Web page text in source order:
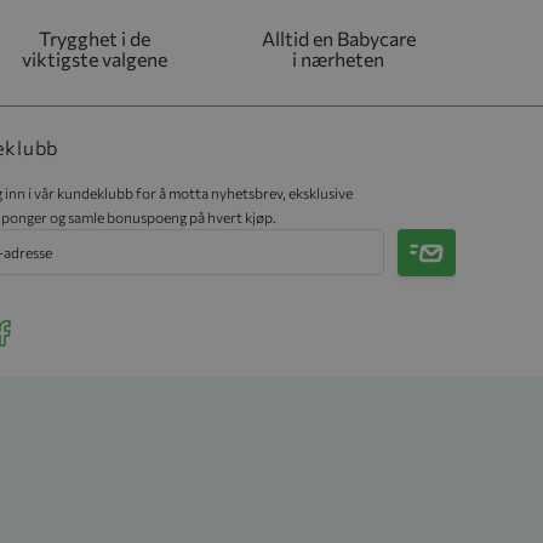
Trygghet i de
viktigste valgene
Alltid en Babycare
i nærheten
inn i vår kundeklubb for å motta nyhetsbrev, eksklusive
og samle bonuspoeng på hvert kjøp.
Meld på
our Facebook